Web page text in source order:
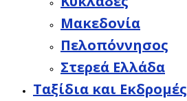
Μακεδονία
Πελοπόννησος
Στερεά Ελλάδα
Ταξίδια και Εκδρομές